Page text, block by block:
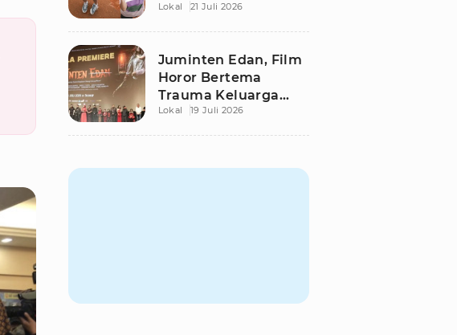
Dirilis
Lokal 21 Juli 2026
Juminten Edan, Film
Horor Bertema
Trauma Keluarga
yang Tayang 23 Juli
Lokal 19 Juli 2026